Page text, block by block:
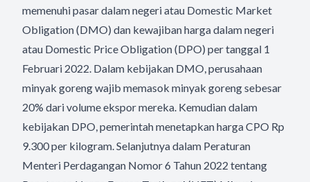
memenuhi pasar dalam negeri atau Domestic Market
Obligation (DMO) dan kewajiban harga dalam negeri
atau Domestic Price Obligation (DPO) per tanggal 1
Februari 2022. Dalam kebijakan DMO, perusahaan
minyak goreng wajib memasok minyak goreng sebesar
20% dari volume ekspor mereka. Kemudian dalam
kebijakan DPO, pemerintah menetapkan harga CPO Rp
9.300 per kilogram. Selanjutnya dalam Peraturan
Menteri Perdagangan Nomor 6 Tahun 2022 tentang